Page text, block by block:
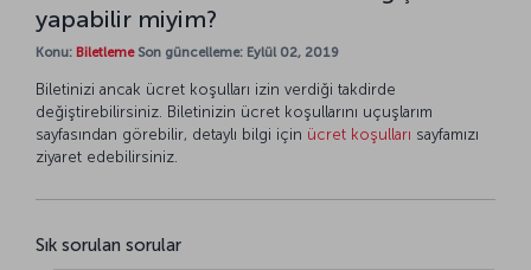
yapabilir miyim?
Konu: BiletlemeSon güncelleme: Eylül 02, 2019
Biletinizi ancak ücret koşulları izin verdiği takdirde
değiştirebilirsiniz. Biletinizin ücret koşullarını uçuşlarım
sayfasından görebilir, detaylı bilgi için ücret koşulları sayfamızı
ziyaret edebilirsiniz.
Sık sorulan sorular